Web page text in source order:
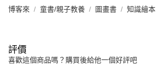
博客來 童書/親子教養 圖畫書 知識繪本
評價
喜歡這個商品嗎？購買後給他一個好評吧